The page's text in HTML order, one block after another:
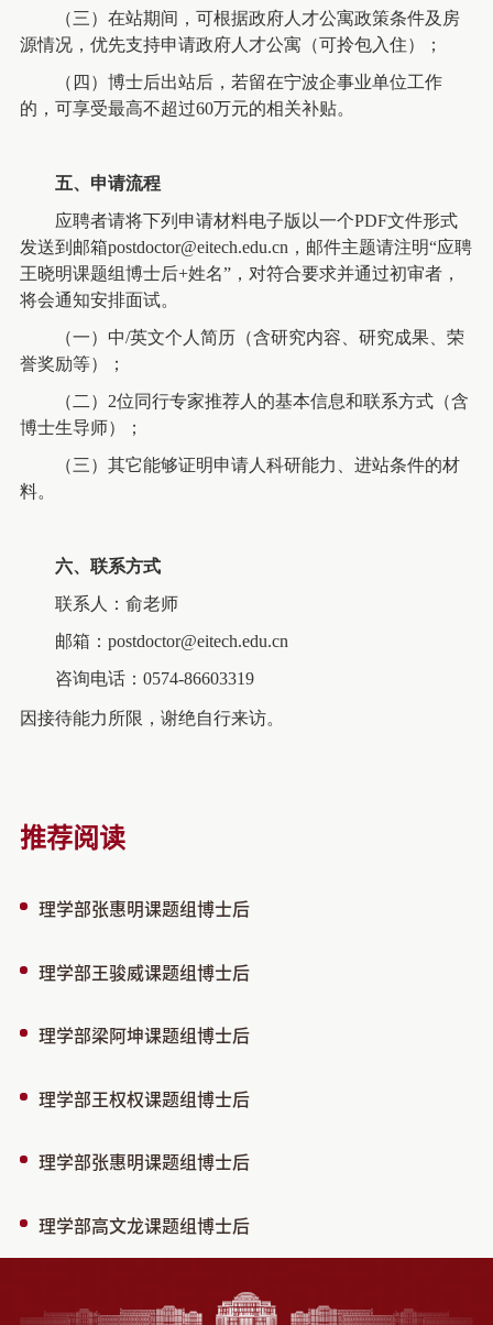
（三） 在站期间，可根据政府人才公寓政策条件及房
源情况，优先支持申请政府人才公寓（可拎包入住）；
（四） 博士后出站后，若留在宁波企事业单位工作
的，可享受最高不超过60万元的相关补贴。
五、 申请流程
应聘者请将下列申请材料电子版以一个PDF文件形式
发送到邮箱postdoctor@eitech.edu.cn，邮件主题请注明“应聘
王晓明课题组博士后+姓名”，对符合要求并通过初审者，
将会通知安排面试。
（一）中/英文个人简历（含研究内容、研究成果、荣
誉奖励等）；
（二） 2位同行专家推荐人的基本信息和联系方式（含
博士生导师）；
（三）其它能够证明申请人科研能力、进站条件的材
料。
六、 联系方式
联系人： 俞老师
邮箱： postdoctor@eitech.edu.cn
咨询电话： 0574-86603319
因接待能力所限，谢绝自行来访。
推荐阅读
理学部张惠明课题组博士后
理学部王骏威课题组博士后
理学部梁阿坤课题组博士后
理学部王权权课题组博士后
理学部张惠明课题组博士后
理学部高文龙课题组博士后